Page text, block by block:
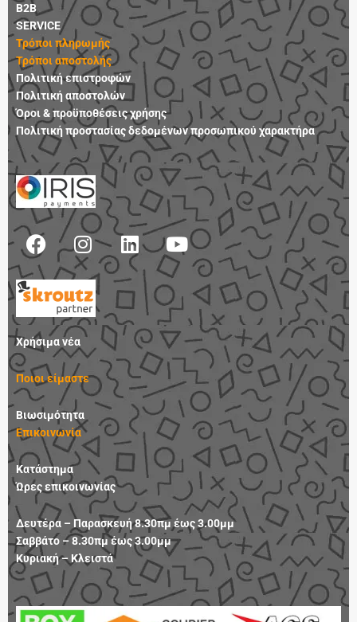
B2B
SERVICE
Τρόποι πληρωμής
Τρόποι αποστολής
Πολιτική επιστροφών
Πολιτική αποστολών
Όροι & προϋποθέσεις χρήσης
Πολιτική προστασίας δεδομένων προσωπικού χαρακτήρα
F
a
c
e
b
o
o
k
I
n
s
t
a
g
r
a
m
L
i
n
k
e
d
n
Y
o
u
t
u
b
e
Χρήσιμα νέα
Ποιοι είμαστε
Βιωσιμότητα
Επικοινωνία
Κατάστημα
Ώρες επικοινωνίας
Δευτέρα – Παρασκευή 8.30πμ έως 3.00μμ
Σαββάτο – 8.30πμ έως 3.00μμ
Κυριακή – Κλειστά